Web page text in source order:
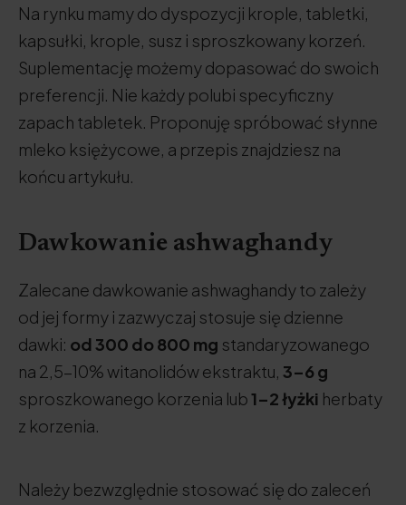
Na rynku mamy do dyspozycji krople, tabletki,
kapsułki, krople, susz i sproszkowany korzeń.
Suplementację możemy dopasować do swoich
preferencji. Nie każdy polubi specyficzny
zapach tabletek. Proponuję spróbować słynne
mleko księżycowe, a przepis znajdziesz na
końcu artykułu.
Dawkowanie ashwaghandy
Zalecane dawkowanie ashwaghandy to zależy
od jej formy i zazwyczaj stosuje się dzienne
dawki: od 300 do 800 mg standaryzowanego
na 2,5-10% witanolidów ekstraktu, 3–6 g
sproszkowanego korzenia lub1–2 łyżki herbaty
z korzenia.
Należy bezwzględnie stosować się do zaleceń